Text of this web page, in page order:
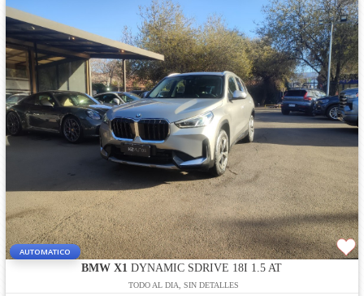
AUTOMATICO
BMW X1 DYNAMIC SDRIVE 18I 1.5 AT
TODO AL DIA, SIN DETALLES